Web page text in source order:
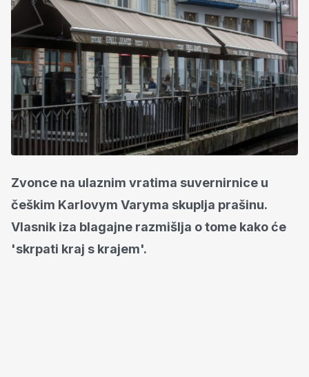
Zvonce na ulaznim vratima suvernirnice u
češkim Karlovym Varyma skuplja prašinu.
Vlasnik iza blagajne razmišlja o tome kako će
'skrpati kraj s krajem'.